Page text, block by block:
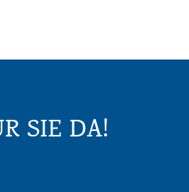
SIE DA!